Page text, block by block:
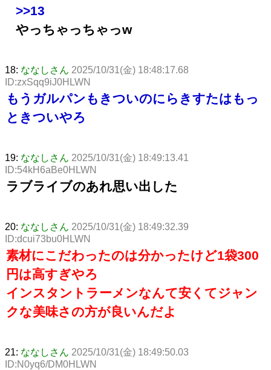
>>13
やっちゃっちゃっw
18: ななしさん 2025/10/31(金) 18:48:17.68
ID:zxSqq9iJ0HLWN
もうガルパンもきついのにらきすたはもっ
ときついやろ
19: ななしさん 2025/10/31(金) 18:49:13.41
ID:54kH6aBe0HLWN
ラブライブのあれ思い出した
20: ななしさん 2025/10/31(金) 18:49:32.39
ID:dcui73bu0HLWN
素材にこだわったのは分かったけど1袋300
円は高すぎやろ
インスタントラーメンなんて安くてジャン
クな美味さの方が良いんだよ
21: ななしさん 2025/10/31(金) 18:49:50.03
ID:N0yq6/DM0HLWN